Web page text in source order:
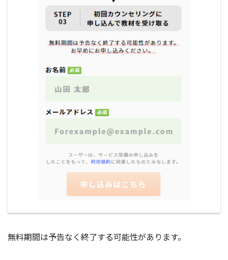
無料期間は予告なく終了する可能性があります。